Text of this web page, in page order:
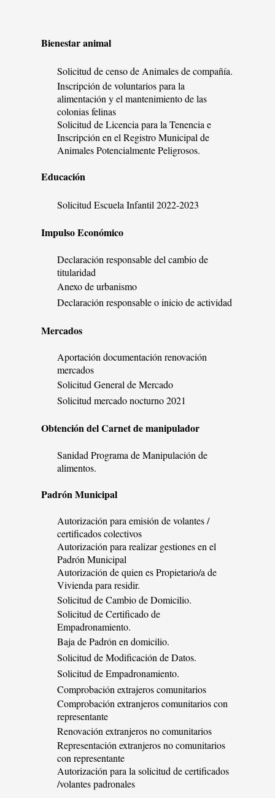
Bienestar animal
Solicitud de censo de Animales de compañía.
Inscripción de voluntarios para la
alimentación y el mantenimiento de las
colonias felinas
Solicitud de Licencia para la Tenencia e
Inscripción en el Registro Municipal de
Animales Potencialmente Peligrosos.
Educación
Solicitud Escuela Infantil 2022-2023
Impulso Económico
Declaración responsable del cambio de
titularidad
Anexo de urbanismo
Declaración responsable o inicio de actividad
Mercados
Aportación documentación renovación
mercados
Solicitud General de Mercado
Solicitud mercado nocturno 2021
Obtención del Carnet de manipulador
Sanidad Programa de Manipulación de
alimentos.
Padrón Municipal
Autorización para emisión de volantes /
certificados colectivos
Autorización para realizar gestiones en el
Padrón Municipal
Autorización de quien es Propietario/a de
Vivienda para residir.
Solicitud de Cambio de Domicilio.
Solicitud de Certificado de
Empadronamiento.
Baja de Padrón en domicilio.
Solicitud de Modificación de Datos.
Solicitud de Empadronamiento.
Comprobación extrajeros comunitarios
Comprobación extranjeros comunitarios con
representante
Renovación extranjeros no comunitarios
Representación extranjeros no comunitarios
con representante
Autorización para la solicitud de certificados
/volantes padronales